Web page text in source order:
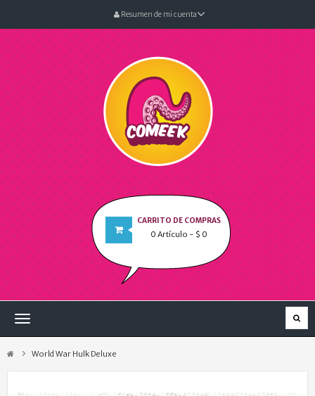
Resumen de mi cuenta
CARRITO DE COMPRAS
0 Artículo - $ 0
Navegación
World War Hulk Deluxe